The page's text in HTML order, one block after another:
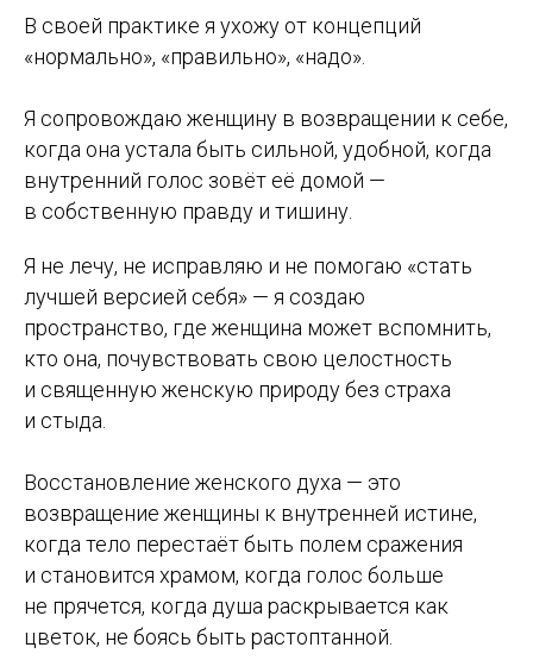
В своей практике я ухожу от концепций
«нормально», «правильно», «надо».
Я сопровождаю женщину в возвращении к себе,
когда она устала быть сильной, удобной, когда
внутренний голос зовёт её домой —
в собственную правду и тишину.
Я не лечу, не исправляю и не помогаю «стать
лучшей версией себя» — я создаю
пространство, где женщина может вспомнить,
кто она, почувствовать свою целостность
и священную женскую природу без страха
и стыда.
Восстановление женского духа — это
возвращение женщины к внутренней истине,
когда тело перестаёт быть полем сражения
и становится храмом, когда голос больше
не прячется, когда душа раскрывается как
цветок, не боясь быть растоптанной.